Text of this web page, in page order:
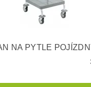
NA PYTLE